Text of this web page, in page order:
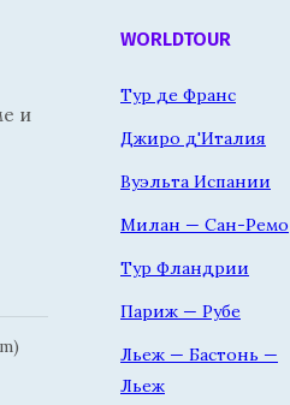
и
WORLDTOUR
Тур де Франс
Джиро д'Италия
Вуэльта Испании
Милан — Сан-Ремо
Тур Фландрии
Париж — Рубе
Льеж — Бастонь —
Льеж